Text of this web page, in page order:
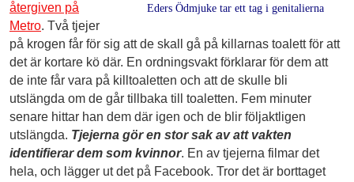
Eders Ödmjuke tar ett tag i genitalierna
återgiven på
Metro. Två tjejer
på krogen får för sig att de skall gå på killarnas toalett för att
det är kortare kö där. En ordningsvakt förklarar för dem att
de inte får vara på killtoaletten och att de skulle bli
utslängda om de går tillbaka till toaletten. Fem minuter
senare hittar han dem där igen och de blir följaktligen
utslängda. Tjejerna gör en stor sak av att vakten
identifierar dem som kvinnor. En av tjejerna filmar det
hela, och lägger ut det på Facebook. Tror det är borttaget